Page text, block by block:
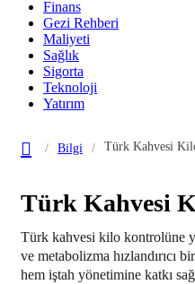
Finans
Gezi Rehberi
Maliyeti
Sağlık
Sigorta
Teknoloji
Yatırım
Bilgi Türk Kahvesi
Türk Kahvesi
Türk kahvesi kilo kontrolüne
ve metabolizma hızlandırıcı
hem iştah yönetimine katkı